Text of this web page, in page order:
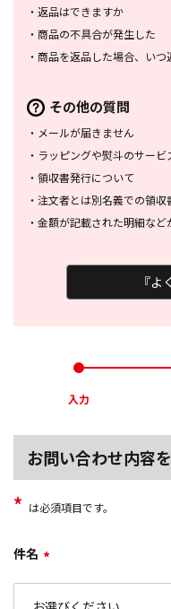
・ 返品はできますか
・ 商品の不具合が発生した
・ 商品を返品した場合、 いつ
その他の質問
・ メールが届きません
・ ラッピングや熨斗のサービ
・ 領収書発行について
・ 注文者とは別名義での領収
・ 金額が記載された明細など
『
入力
お問い合わせ内容
* は必須項目です。
件名 *